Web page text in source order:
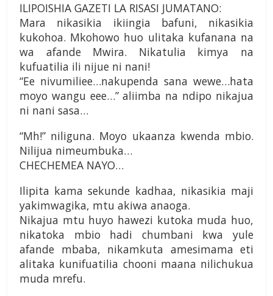
ILIPOISHIA GAZETI LA RISASI JUMATANO:
Mara nikasikia ikiingia bafuni, nikasikia
kukohoa. Mkohowo huo ulitaka kufanana na
wa afande Mwira. Nikatulia kimya na
kufuatilia ili nijue ni nani!
“Ee nivumiliee…nakupenda sana wewe…hata
moyo wangu eee…” aliimba na ndipo nikajua
ni nani sasa…
“Mh!” niliguna. Moyo ukaanza kwenda mbio.
Nilijua nimeumbuka…
CHECHEMEA NAYO…
Ilipita kama sekunde kadhaa, nikasikia maji
yakimwagika, mtu akiwa anaoga.
Nikajua mtu huyo hawezi kutoka muda huo,
nikatoka mbio hadi chumbani kwa yule
afande mbaba, nikamkuta amesimama eti
alitaka kunifuatilia chooni maana nilichukua
muda mrefu.